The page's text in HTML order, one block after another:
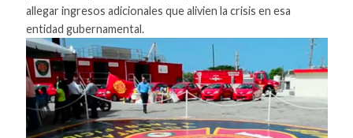
allegar ingresos adicionales que alivien la crisis en esa
entidad gubernamental.